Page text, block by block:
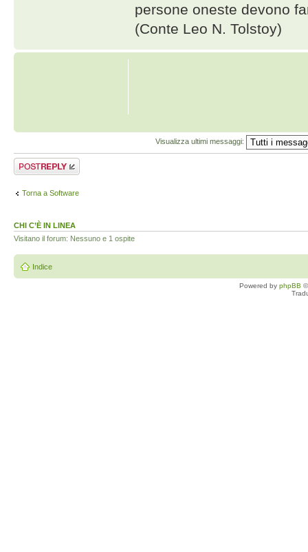
persone oneste devono
(Conte Leo N. Tolstoy)
Visualizza ultimi messaggi:
Rispondi al
messaggio
Torna a Software
CHI C’È IN LINEA
Visitano il forum: Nessuno e 1 ospite
Indice
Powered by phpBB